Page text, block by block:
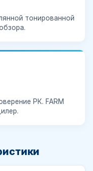
тонированной
РК. FARM